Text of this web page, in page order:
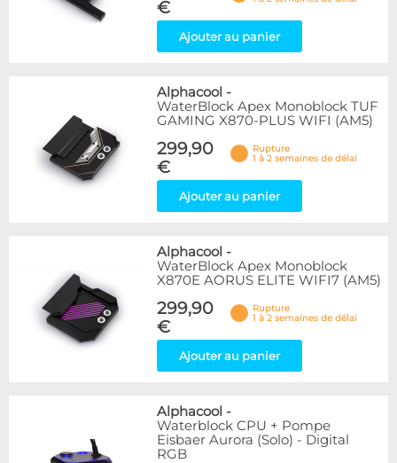
€
Ajouter au panier
Alphacool -
WaterBlock Apex Monoblock TUF
GAMING X870-PLUS WIFI (AM5)
299,90
€
Rupture
1 à 2 semaines de délai
Ajouter au panier
Alphacool -
WaterBlock Apex Monoblock
X870E AORUS ELITE WIFI7 (AM5)
299,90
€
Rupture
1 à 2 semaines de délai
Ajouter au panier
Alphacool -
Waterblock CPU + Pompe
Eisbaer Aurora (Solo) - Digital
RGB